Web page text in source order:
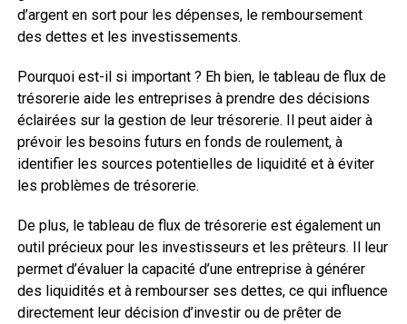
d’argent en sort pour les dépenses, le remboursement
des dettes et les investissements.
Pourquoi est-il si important ? Eh bien, le tableau de flux de
trésorerie aide les entreprises à prendre des décisions
éclairées sur la gestion de leur trésorerie. Il peut aider à
prévoir les besoins futurs en fonds de roulement, à
identifier les sources potentielles de liquidité et à éviter
les problèmes de trésorerie.
De plus, le tableau de flux de trésorerie est également un
outil précieux pour les investisseurs et les prêteurs. Il leur
permet d’évaluer la capacité d’une entreprise à générer
des liquidités et à rembourser ses dettes, ce qui influence
directement leur décision d’investir ou de prêter de